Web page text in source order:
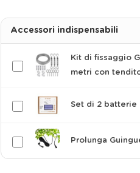
Accessori indispensabili
Kit di fissaggio
metri con
Set di 2
Prolunga